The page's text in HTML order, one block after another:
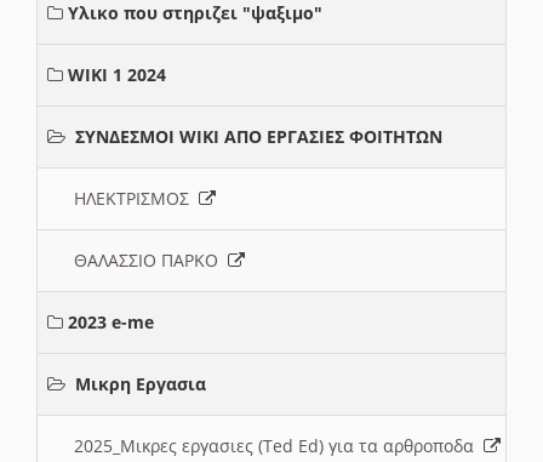
Υλικο που στηριζει "ψαξιμο"
WIKI 1 2024
ΣΥΝΔΕΣΜΟΙ WIKI ΑΠΟ ΕΡΓΑΣΙΕΣ ΦΟΙΤΗΤΩΝ
ΗΛΕΚΤΡΙΣΜΟΣ
ΘΑΛΑΣΣΙΟ ΠΑΡΚΟ
2023 e-me
Μικρη Εργασια
2025_Μικρες εργασιες (Ted Ed) για τα αρθροποδα